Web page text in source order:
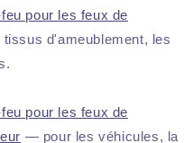
pour les feux de
d'ameublement, les
pour les feux de
— pour les véhicules, la